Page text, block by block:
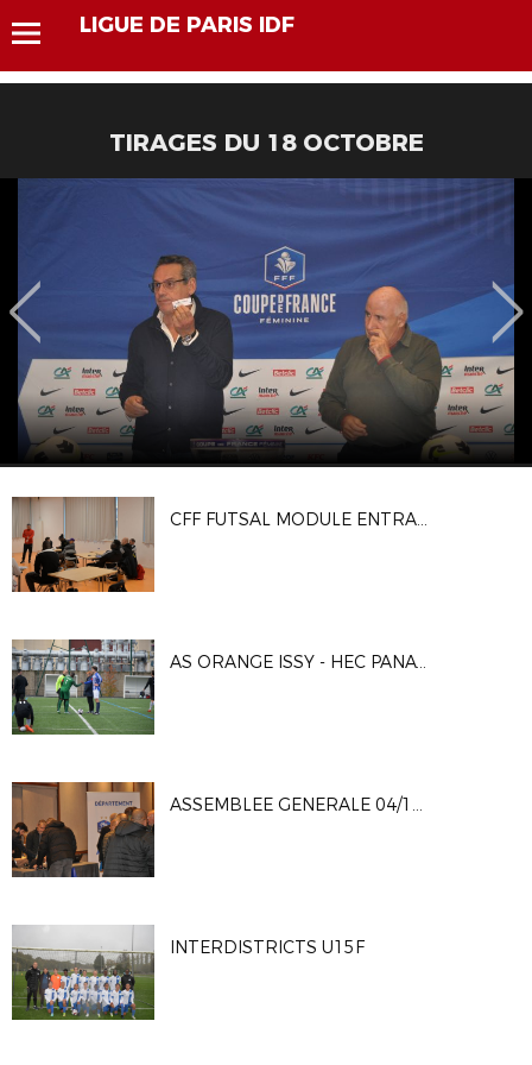
LIGUE DE PARIS IDF
TIRAGES DU 18 OCTOBRE
CFF FUTSAL MODULE ENTRAINEMENT
AS ORANGE ISSY - HEC PANATHÉNÉES
ASSEMBLEE GENERALE 04/11/23
INTERDISTRICTS U15F